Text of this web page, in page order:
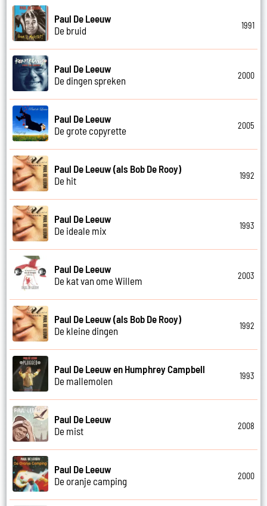
Paul De Leeuw
De bruid
1991
Paul De Leeuw
De dingen spreken
2000
Paul De Leeuw
De grote copyrette
2005
Paul De Leeuw (als Bob De Rooy)
De hit
1992
Paul De Leeuw
De ideale mix
1993
Paul De Leeuw
De kat van ome Willem
2003
Paul De Leeuw (als Bob De Rooy)
De kleine dingen
1992
Paul De Leeuw en Humphrey Campbell
De mallemolen
1993
Paul De Leeuw
De mist
2008
Paul De Leeuw
De oranje camping
2000